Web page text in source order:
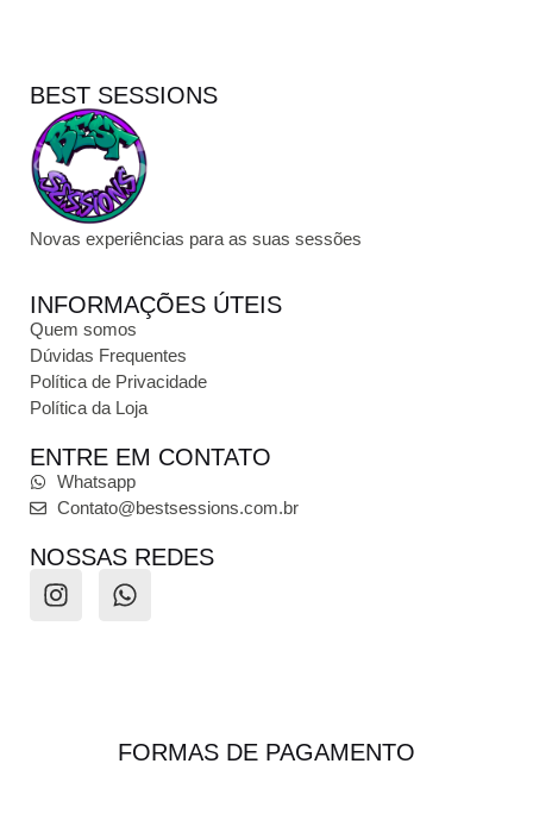
BEST SESSIONS
Novas experiências para as suas sessões
INFORMAÇÕES ÚTEIS
Quem somos
Dúvidas Frequentes
Política de Privacidade
Política da Loja
ENTRE EM CONTATO
Whatsapp
Contato@bestsessions.com.br
NOSSAS REDES
FORMAS DE PAGAMENTO